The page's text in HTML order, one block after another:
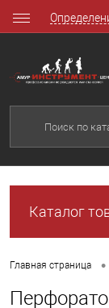
Каталог
Главная страница •